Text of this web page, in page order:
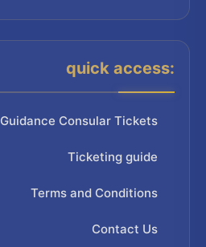
quick access:
Guidance Consular Tickets
Ticketing guide
Terms and Conditions
Contact Us